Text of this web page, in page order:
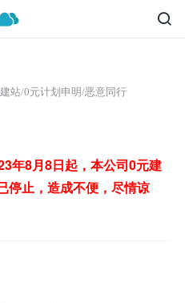
站/0元计划申明/恶意同行
年8月8日起，本公司0元建
停止，造成不便，尽情谅